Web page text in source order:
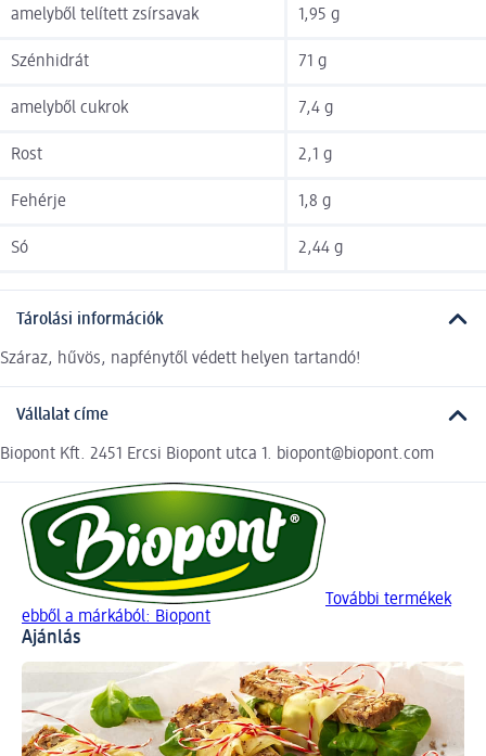
amelyből telített zsírsavak 1,95 g
Szénhidrát 71 g
amelyből cukrok 7,4 g
Rost 2,1 g
Fehérje 1,8 g
Só 2,44 g
Tárolási információk
Száraz, hűvös, napfénytől védett helyen tartandó!
Vállalat címe
Biopont Kft. 2451 Ercsi Biopont utca 1. biopont@biopont.com
További termékek
ebből a márkából: Biopont
Ajánlás